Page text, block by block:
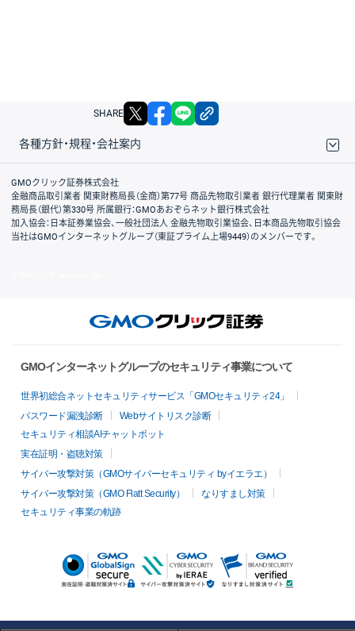
SHARE X facebook
各種方針・規程・会社案内
取引規程・約款
サイトマップ
その他のご案内
個人情報保護方針
最良執行方針
サイトのご利用について
ディスクレイマー
信託保全
リスク説明
会社案内
GMOクリック証券株式会社
金融商品取引業者 関東財務局長（金商）第77号 商品先物取引業者 銀行代理業者 関東財
務局長（銀代）第330号 所属銀行：GMOあおぞらネット銀行株式会社
加入協会：日本証券業協会、一般社団法人 金融先物取引業協会、日本商品先物取引協会
当社はGMOインターネットグループ（東証プライム上場9449）のメンバーです。
GMOインターネットグループのセキュリティ事業について
世界初総合ネットセキュリティサービス「GMOセキュリティ24」
パスワード漏洩診断
Webサイトリスク診断
セキュリティ相談AIチャットボット
実在証明・盗聴対策
サイバー攻撃対策（GMOサイバーセキュリティ byイエラエ）
サイバー攻撃対策（GMO Flatt Security）
なりすまし対策
セキュリティ事業の軌跡